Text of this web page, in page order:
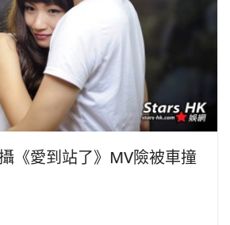
《愛到站了》MV險被車撞